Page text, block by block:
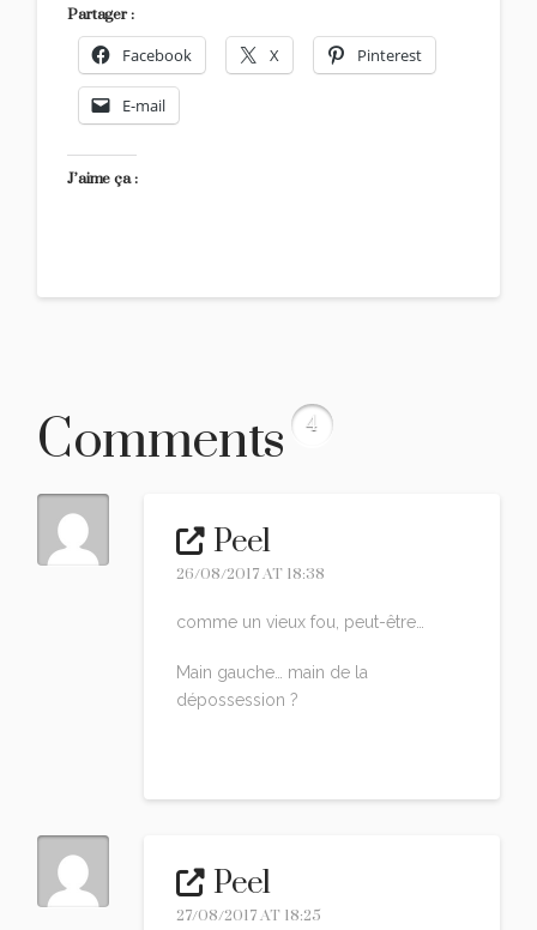
Partager :
Facebook X Pinterest
E-mail
J’aime ça :
Comments 4
Peel
26/08/2017 AT 18:38
comme un vieux fou, peut-être…
Main gauche… main de la
dépossession ?
Peel
27/08/2017 AT 18:25